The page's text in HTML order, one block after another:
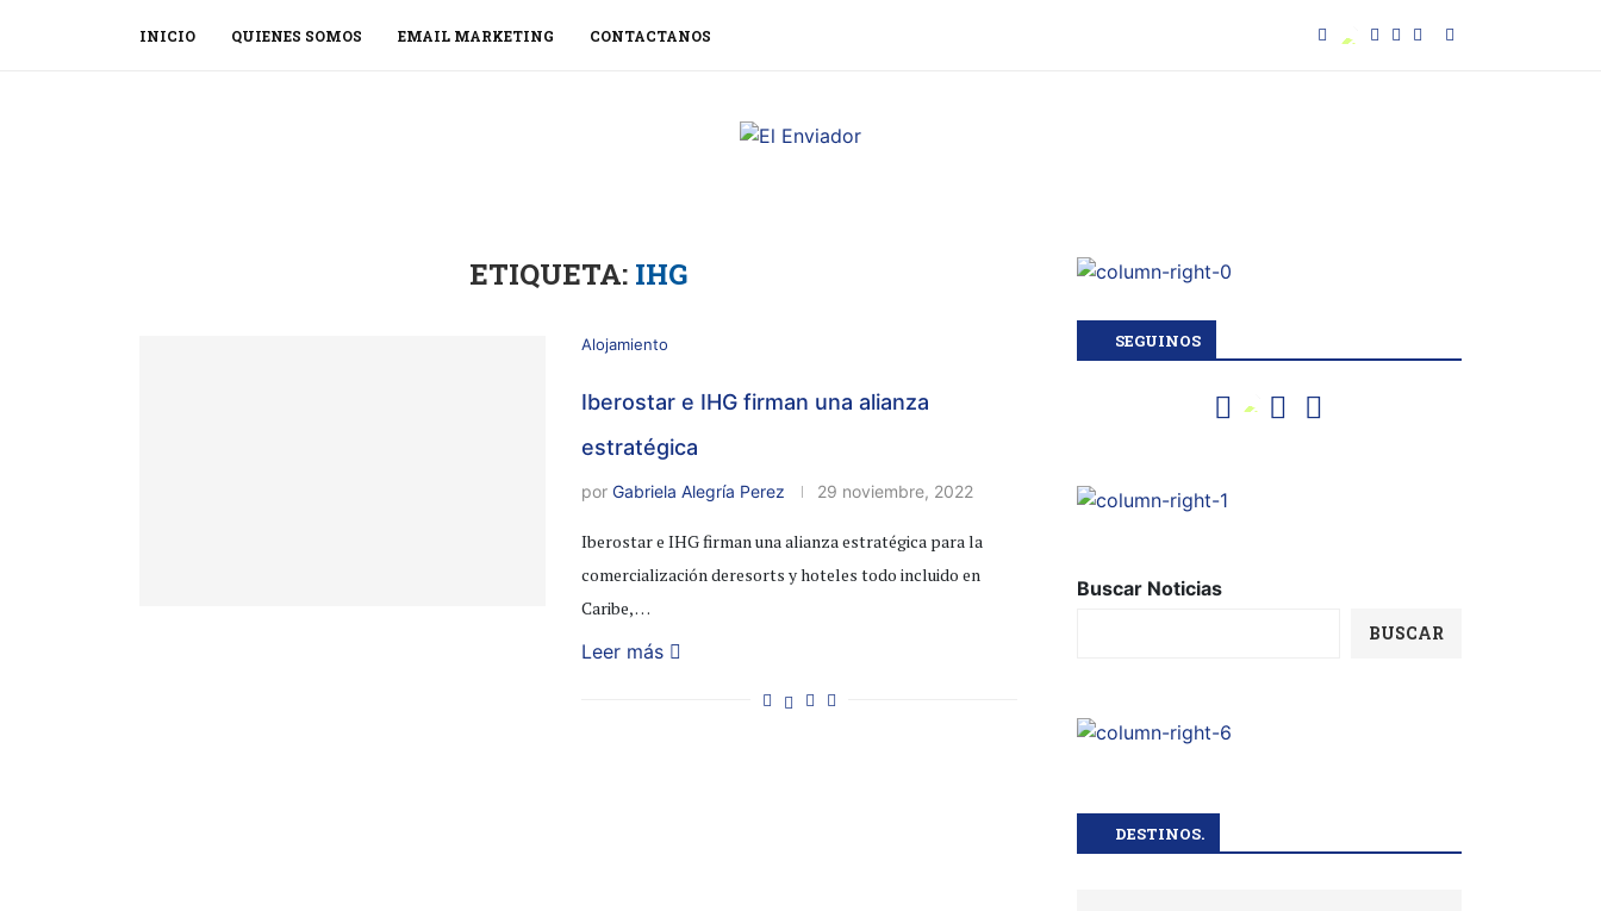
INICIO QUIENES SOMOS EMAIL MARKETING CONTACTANOS
ETIQUETA: IHG
Alojamiento
Iberostar e IHG firman una alianza
estratégica
porGabriela Alegría Perez 29 noviembre, 2022
Iberostar e IHG firman una alianza estratégica para la
comercialización deresorts y hoteles todo incluido en
Caribe, …
Leer más
SEGUINOS
Buscar Noticias
BUSCAR
DESTINOS.